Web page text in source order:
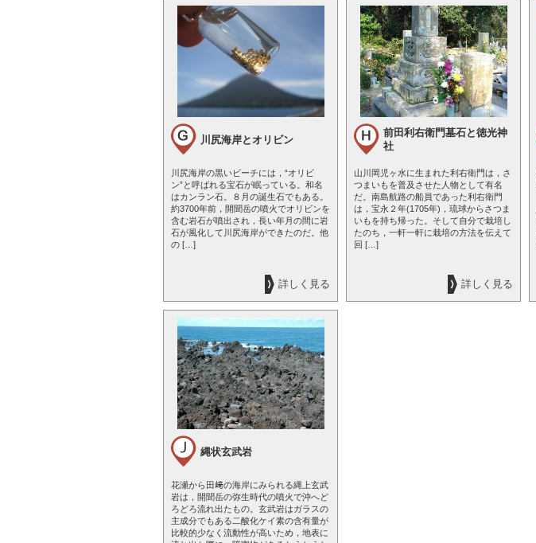
川尻海岸とオリビン
川尻海岸の黒いビーチには，“オリビ
ン”と呼ばれる宝石が眠っている。和名
はカンラン石。８月の誕生石でもある。
約3700年前，開聞岳の噴火でオリビンを
含む岩石が噴出され，長い年月の間に岩
石が風化して川尻海岸ができたのだ。他
の […]
詳しく見る
前田利右衛門墓石と徳光神
社
山川岡児ヶ水に生まれた利右衛門は，さ
つまいもを普及させた人物として有名
だ。南島航路の船員であった利右衛門
は，宝永２年(1705年)，琉球からさつま
いもを持ち帰った。そして自分で栽培し
たのち，一軒一軒に栽培の方法を伝えて
回 […]
詳しく見る
縄状玄武岩
花瀬から田﨑の海岸にみられる縄上玄武
岩は，開聞岳の弥生時代の噴火で沖へど
ろどろ流れ出たもの。玄武岩はガラスの
主成分でもある二酸化ケイ素の含有量が
比較的少なく流動性が高いため，地表に